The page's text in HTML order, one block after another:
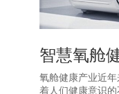
智慧氧舱
氧舱健康产业近
着人们健康意识